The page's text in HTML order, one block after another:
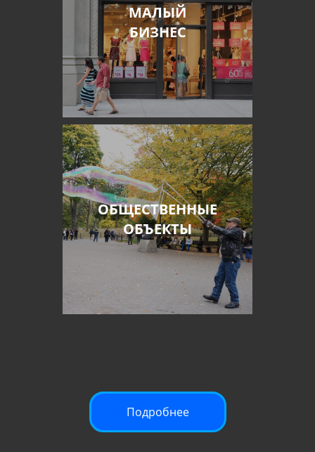
МАЛЫЙ
БИЗНЕС
ОБЩЕСТВЕННЫЕ
ОБЪЕКТЫ
Подробнее